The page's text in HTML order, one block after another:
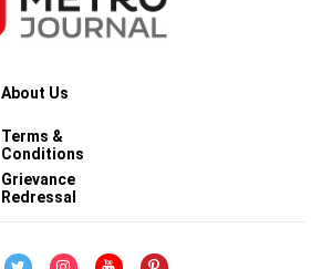
About Us
Terms &
Conditions
Grievance
Redressal